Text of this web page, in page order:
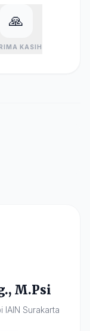
🙏
KASIH
M.Psi
IAIN Surakarta